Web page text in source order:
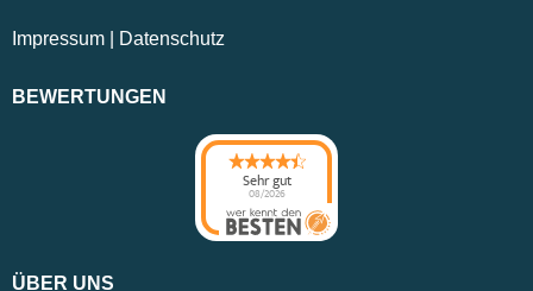
Impressum Datenschutz
BEWERTUNGEN
Sehr gut
08/2026
ÜBER UNS